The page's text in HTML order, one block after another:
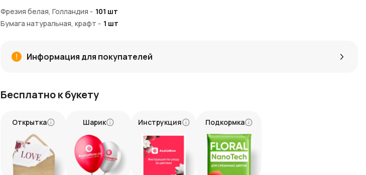
Олицетворение чистоты и любви
романтику и нежность.
Природное очарование : Крафтовая упаковка подчеркивает естественную красоту цветов,
Идеальный подарок: Такой букет подойдет для любого особенного момента, подчеркивая
Подарите сказку с «Букетом из 101 белой фрезии в крафте». Купить букет — значит преподнести
этот нежный символ любви и красоты оказался в нужное время в нужных руках.
Этот букет — словно утренний свет, пробуждающий мир, словно мелодия весны, звучащая в сердце,
словно чудо, воплощенное в каждом лепестке.
Фрезия белая, Голландия - 101 шт
Бумага натуральная, крафт - 1 шт
Информация для покупателей
Бесплатно к букету
Открытка Шарик Инструкция Подкормка